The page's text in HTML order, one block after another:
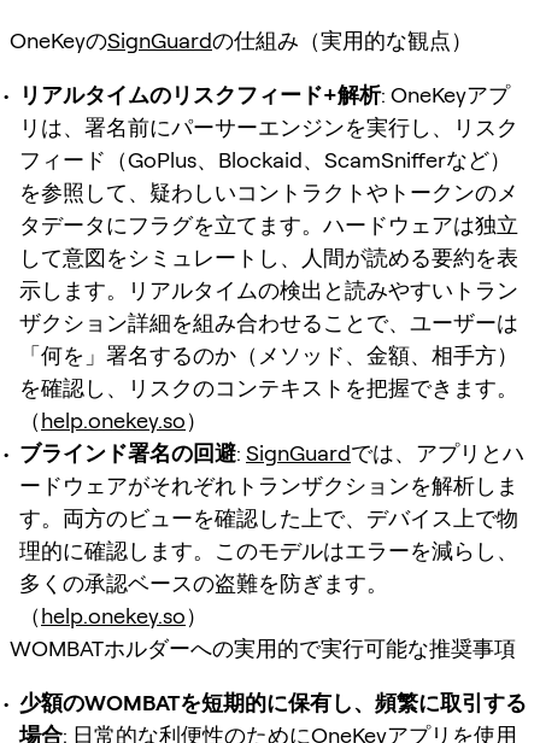
OneKeyのSignGuardの仕組み（実用的な観点）
リアルタイムのリスクフィード+解析: OneKeyアプ
リは、署名前にパーサーエンジンを実行し、リスク
フィード（GoPlus、Blockaid、ScamSnifferなど）
を参照して、疑わしいコントラクトやトークンのメ
タデータにフラグを立てます。ハードウェアは独立
して意図をシミュレートし、人間が読める要約を表
示します。リアルタイムの検出と読みやすいトラン
ザクション詳細を組み合わせることで、ユーザーは
「何を」署名するのか（メソッド、金額、相手方）
を確認し、リスクのコンテキストを把握できます。
（help.onekey.so）
ブラインド署名の回避: SignGuardでは、アプリとハ
ードウェアがそれぞれトランザクションを解析しま
す。両方のビューを確認した上で、デバイス上で物
理的に確認します。このモデルはエラーを減らし、
多くの承認ベースの盗難を防ぎます。
（help.onekey.so）
WOMBATホルダーへの実用的で実行可能な推奨事項
少額のWOMBATを短期的に保有し、頻繁に取引する
場合: 日常的な利便性のためにOneKeyアプリを使用